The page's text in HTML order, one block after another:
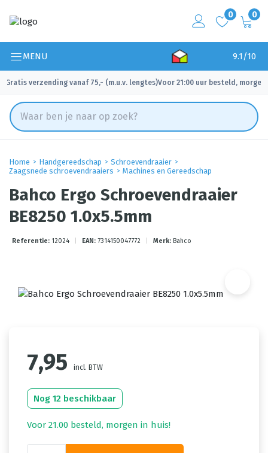
0 0
MENU 9.1/10
Gratis verzending vanaf 75,- (m.u.v. lengtes)
✓ Voor 21:00 uur besteld, morgen
Home Handgereedschap
Schroevendraaier
Zaagsnede schroevendraaiers
Machines en Gereedschap
Bahco Ergo Schroevendraaier
BE8250 1.0x5.5mm
Referentie: 12024 EAN: 7314150047772 Merk: Bahco
7,95 incl. BTW
Nog 12 beschikbaar
Voor 21.00 besteld, morgen in huis!